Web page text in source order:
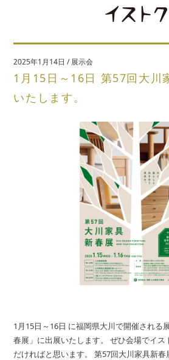
2025年1月14日 /展示会
1月15日～16日 第57回大川
いたします。
1月15日～16日 に福岡県大川で開催される
春展」に出展いたします。 ぜひ会場でイス
だければと思います。 第57回大川家具新春